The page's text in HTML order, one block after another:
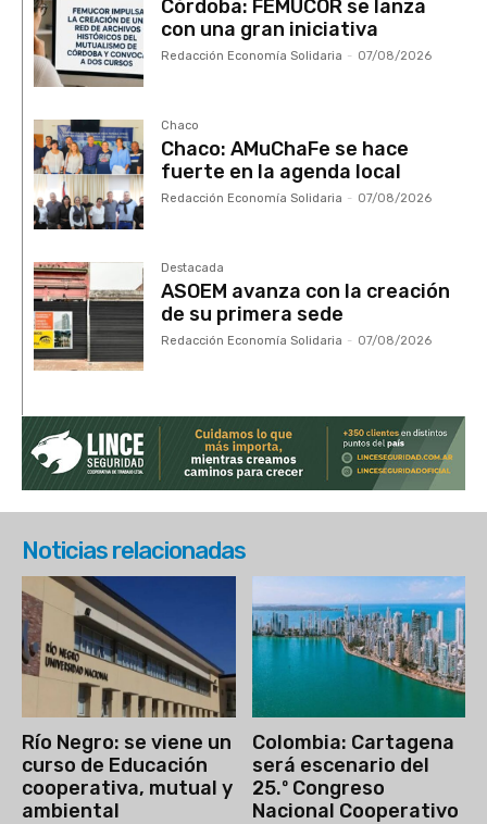
Córdoba: FEMUCOR se lanza
con una gran iniciativa
Redacción Economía Solidaria - 07/08/2026
Chaco
Chaco: AMuChaFe se hace
fuerte en la agenda local
Redacción Economía Solidaria - 07/08/2026
Destacada
ASOEM avanza con la creación
de su primera sede
Redacción Economía Solidaria - 07/08/2026
Noticias relacionadas
Río Negro: se viene un
curso de Educación
cooperativa, mutual y
ambiental
Colombia: Cartagena
será escenario del
25.º Congreso
Nacional Cooperativo